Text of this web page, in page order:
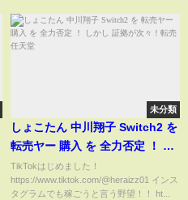
未分類
しょこたん 中川翔子 Switch2 を
転売ヤー 購入 を 全力否定 ！ し
かし 証拠が次々！転売 任天堂
TikTokはじめました！
https://www.tiktok.com/@heraizz01 インス
タグラムでも稼ごうと言う野望！！ ht...